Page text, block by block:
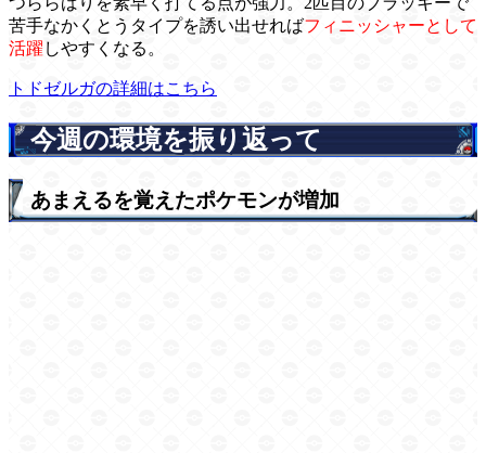
苦手なかくとうタイプを誘い出せればフィニッシャーとして
活躍 しやすくなる。
トドゼルガの詳細はこちら
今週の環境を振り返って
あまえるを覚えたポケモンが増加